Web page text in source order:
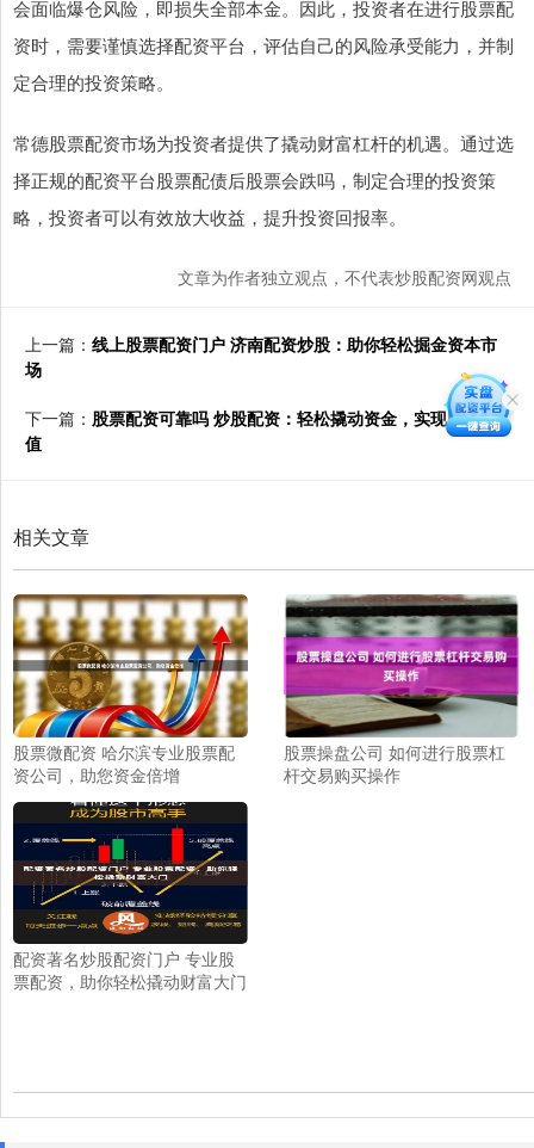
会面临爆仓风险，即损失全部本金。因此，投资者在进行股票配
资时，需要谨慎选择配资平台，评估自己的风险承受能力，并制
定合理的投资策略。
常德股票配资市场为投资者提供了撬动财富杠杆的机遇。通过选
择正规的配资平台股票配债后股票会跌吗，制定合理的投资策
略，投资者可以有效放大收益，提升投资回报率。
文章为作者独立观点，不代表炒股配资网观点
上一篇： 线上股票配资门户 济南配资炒股：助你轻松掘金资本市
场
下一篇： 股票配资可靠吗 炒股配资：轻松撬动资金，实现财富增
值
相关文章
股票微配资 哈尔滨专业股票配
资公司，助您资金倍增
股票操盘公司 如何进行股票杠
杆交易购买操作
配资著名炒股配资门户 专业股
票配资，助你轻松撬动财富大门